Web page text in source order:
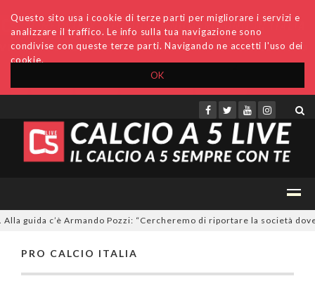
OK
Questo sito usa i cookie di terze parti per migliorare i servizi e
analizzare il traffico. Le info sulla tua navigazione sono
condivise con queste terze parti. Navigando ne accetti l'uso dei
cookie.
Accedi Archivio Invio comunicati Redazione
guida c’è Armando Pozzi: “Cercheremo di riportare la società dove
PRO CALCIO ITALIA